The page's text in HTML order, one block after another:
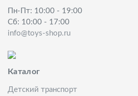
Пн-Пт: 10:00 - 19:00
Сб: 10:00 - 17:00
info@toys-shop.ru
Каталог
Детский транспорт